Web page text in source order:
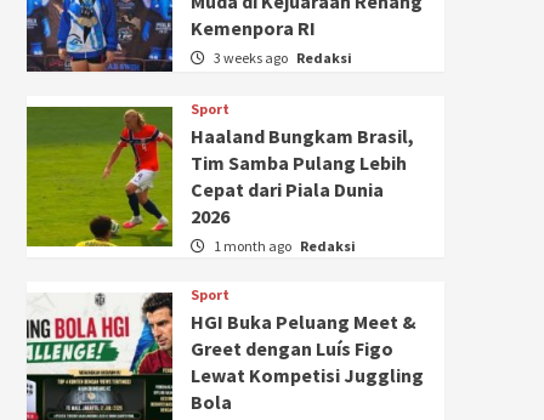
Kemenpora RI
3 weeks ago Redaksi
Sport
Haaland Bungkam Brasil,
Tim Samba Pulang Lebih
Cepat dari Piala Dunia
2026
1 month ago Redaksi
Sport
HGI Buka Peluang Meet &
Greet dengan Luís Figo
Lewat Kompetisi Juggling
Bola